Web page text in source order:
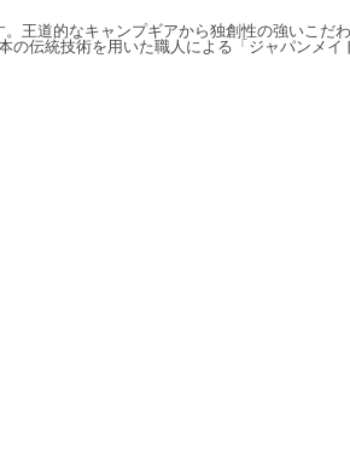
王道的なキャンプギアから独創性の強いこだ
伝統技術を用いた職人による「ジャパンメイ